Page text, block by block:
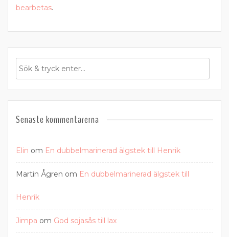
bearbetas.
Senaste kommentarerna
Elin om En dubbelmarinerad älgstek till Henrik
Martin Ågren om En dubbelmarinerad älgstek till
Henrik
Jimpa om God sojasås till lax